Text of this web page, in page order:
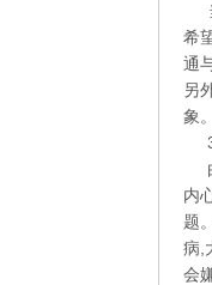
希
通
另
象。
3.
内
题
病,
会